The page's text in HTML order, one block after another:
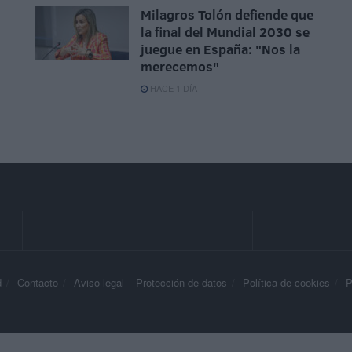
Milagros Tolón defiende que
la final del Mundial 2030 se
juegue en España: "Nos la
merecemos"
HACE 1 DÍA
Contacto Aviso legal – Protección de datos Política de cookies